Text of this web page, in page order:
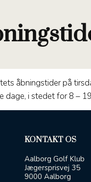
åbningstider på
dage, i stedet for 8 –
KONTAKT OS
Aalborg Golf Klub
Jægersprisvej 35
9000 Aalborg